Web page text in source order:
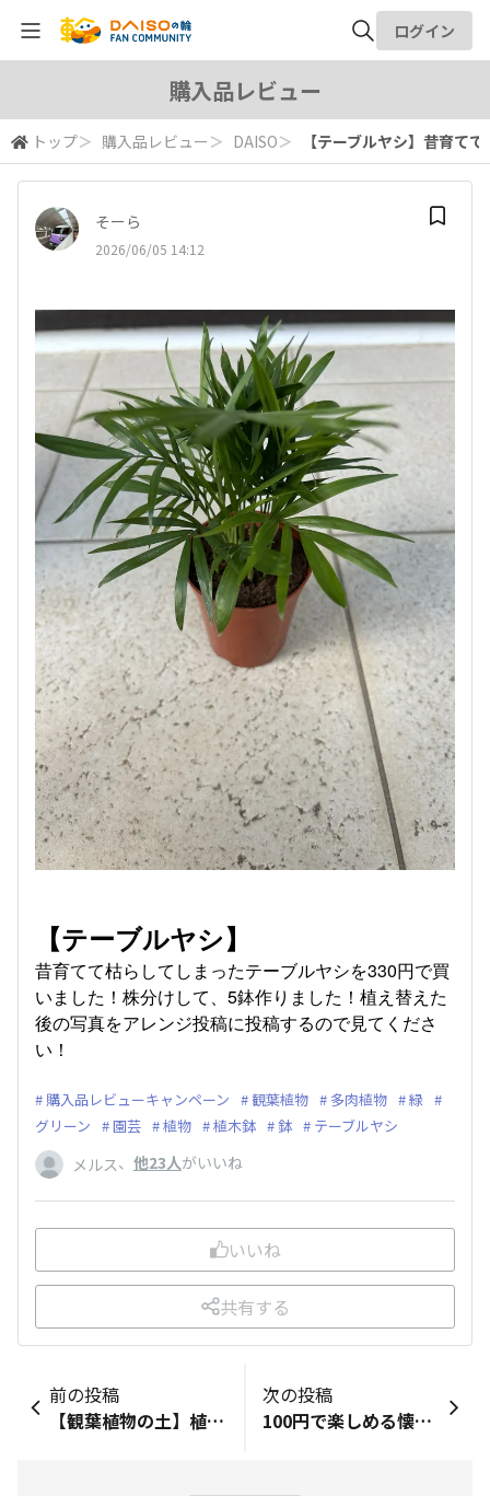
検索
ログイン
購入品レビュー
トップ＞ 購入品レビュー ＞ DAISO＞ 【テーブルヤシ】昔育て
そーら
2026/06/05 14:12
【テーブルヤシ】
昔育てて枯らしてしまったテーブルヤシを330円で買
いました！株分けして、5鉢作りました！植え替えた
後の写真をアレンジ投稿に投稿するので見てくださ
い！
購入品レビューキャンペーン 観葉植物 多肉植物
緑
グリーン
園芸 植物 植木鉢 鉢 テーブルヤシ
メルス、 他23人がいいね
いいね
共有する
前の投稿
​​【観葉植物の土】 ​植物を植え替えるために買いました。栄養が入っていてまあまあいい土です！
次の投稿
100円で楽しめる懐かしいゲームを見つけたので購入してみました。強度がどれ位あるかわからないですが、ちょっと遊んでみようと思います。